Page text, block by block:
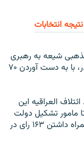
انتخابات
شيعه به رهبری
مجلس اعلای عراق و طرفداران مقتدا صدر، با به دست آوردن ۷۰
العراقيه اين
مامور تشکيل دولت
آينده عراق شود. تشکيل دولت نيازمند همراه داشتن ۱۶۳ رای در